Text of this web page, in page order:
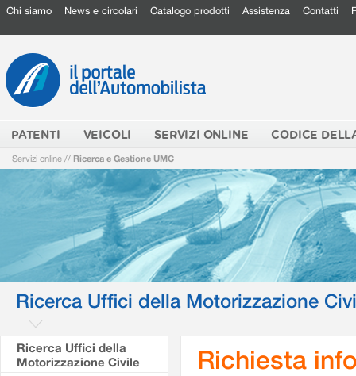
Chi siamo News e circolari Catalogo prodotti Assistenza Contatti
PATENTI VEICOLI SERVIZI ONLINE CODICE
Servizi online // Ricerca e Gestione UMC
Ricerca Uffici della Motorizzazione
Ricerca Uffici della
Motorizzazione Civile
Richiesta